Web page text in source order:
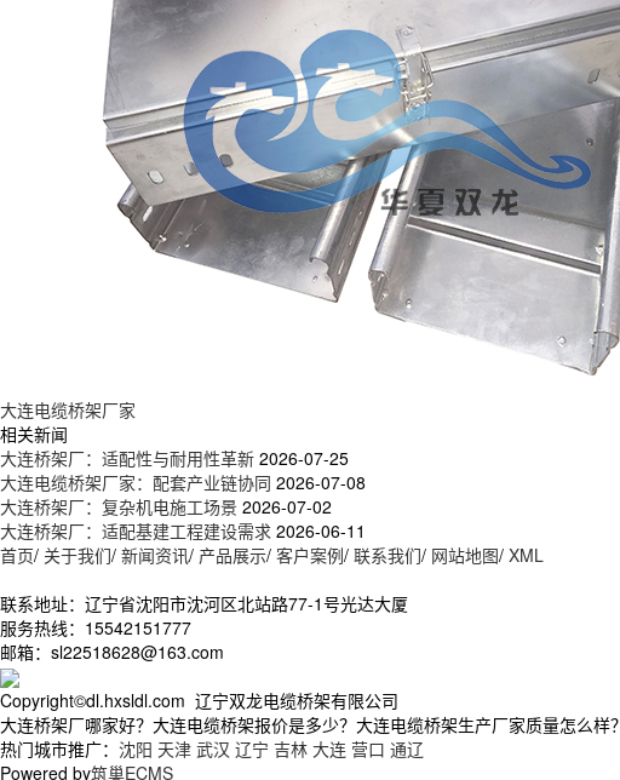
大连电缆桥架厂家
相关新闻
大连桥架厂：适配性与耐用性革新 2026-07-25
大连电缆桥架厂家：配套产业链协同 2026-07-08
大连桥架厂：复杂机电施工场景 2026-07-02
大连桥架厂：适配基建工程建设需求 2026-06-11
首页/ 关于我们/ 新闻资讯/ 产品展示/ 客户案例/ 联系我们/ 网站地图/ XML
联系地址：辽宁省沈阳市沈河区北站路77-1号光达大厦
服务热线：15542151777
邮箱：sl22518628@163.com
Copyright©dl.hxsldl.com 辽宁双龙电缆桥架有限公司
大连桥架厂哪家好？大连电缆桥架报价是多少？大连电缆桥架生产厂家质量怎么
热门城市推广： 沈阳 天津 武汉 辽宁 吉林 大连 营口 通辽
Powered by筑巢ECMS